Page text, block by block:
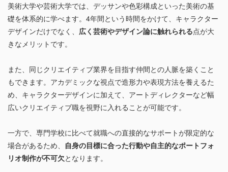
美術大学や芸術大学では、デッサンや色彩構成といった美術の基
礎を体系的に学べます。4年間という時間をかけて、キャラクター
デザインだけでなく、 広く芸術やデザイン論に触れられる点が大
きなメリットです。
また、同じクリエイティブ業界を目指す仲間との人脈を築くこと
もできます。アカデミックな視点で造形力や表現方法を養えるた
め、キャラクターデザインに加えて、アートディレクターなど幅
広いクリエイティブ職を視野に入れることが可能です。
一方で、専門学校に比べて就職への直接的なサポートが限定的な
場合があるため、 自身の目標に合った行動や自主的なポートフォ
リオ制作が不可欠となります。